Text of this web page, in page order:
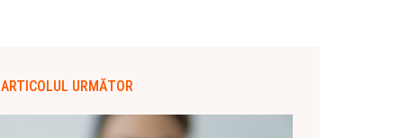
ARTICOLUL URMĂTOR